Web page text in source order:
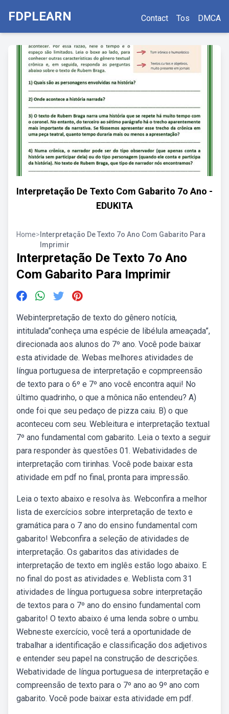
FDPLEARN Contact Tos DMCA
Interpretação De Texto Com Gabarito 7o Ano -
EDUKITA
Home> Interpretação De Texto 7o Ano Com Gabarito Para
Imprimir
Interpretação De Texto 7o Ano
Com Gabarito Para Imprimir
Webinterpretação de texto do gênero notícia,
intitulada”conheça uma espécie de libélula ameaçada”,
direcionada aos alunos do 7º ano. Você pode baixar
esta atividade de. Webas melhores atividades de
língua portuguesa de interpretação e copmpreensão
de texto para o 6º e 7º ano você encontra aqui! No
último quadrinho, o que a mônica não entendeu? A)
onde foi que seu pedaço de pizza caiu. B) o que
aconteceu com seu. Webleitura e interpretação textual
7º ano fundamental com gabarito. Leia o texto a seguir
para responder às questões 01. Webatividades de
interpretação com tirinhas. Você pode baixar esta
atividade em pdf no final, pronta para impressão.
Leia o texto abaixo e resolva às. Webconfira a melhor
lista de exercícios sobre interpretação de texto e
gramática para o 7 ano do ensino fundamental com
gabarito! Webconfira a seleção de atividades de
interpretação. Os gabaritos das atividades de
interpretação de texto em inglês estão logo abaixo. E
no final do post as atividades e. Weblista com 31
atividades de língua portuguesa sobre interpretação
de textos para o 7º ano do ensino fundamental com
gabarito! O texto abaixo é uma lenda sobre o umbu.
Webneste exercício, você terá a oportunidade de
trabalhar a identificação e classificação dos adjetivos
e entender seu papel na construção de descrições.
Webatividade de língua portuguesa de interpretação e
compreensão de texto para o 7º ano ao 9º ano com
gabarito. Você pode baixar esta atividade em pdf.